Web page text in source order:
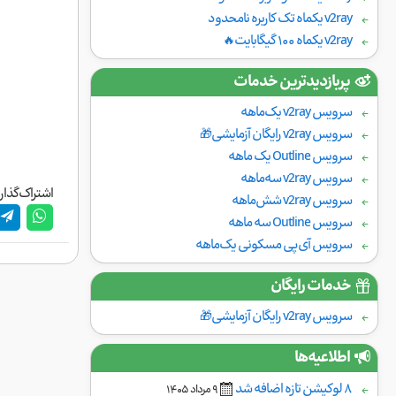
v2ray یکماه تک کاربره نامحدود
v2ray یکماه ۱۰۰ گیگابایت🔥
پربازدیدترین خدمات
سرویس v2ray یک‌ماهه
سرویس v2ray رایگان آزمایشی🎁
سرویس Outline یک ماهه
سرویس v2ray سه‌ماهه
سرویس v2ray شش‌ماهه
سرویس Outline سه ماهه
سرویس آی‌پی مسکونی یک‌ماهه
خدمات رایگان
سرویس v2ray رایگان آزمایشی🎁
اطلاعیه‌ها
۸ لوکیشن تازه اضافه شد ٩ مرداد ١۴۰۵